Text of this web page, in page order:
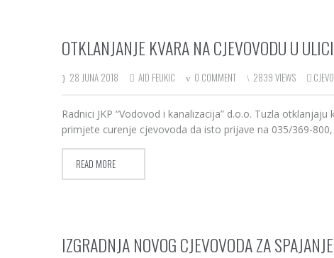
OTKLANJANJE KVARA NA CJEVOVODU U
28 JUNA 2018 AID FEUKIC 0 COMMENT 2839 VIEWS
Radnici JKP “Vodovod i kanalizacija” d.o.o. Tuzla
primjete curenje cjevovoda da isto prijave na 035/369-
READ MORE
IZGRADNJA NOVOG CJEVOVODA ZA